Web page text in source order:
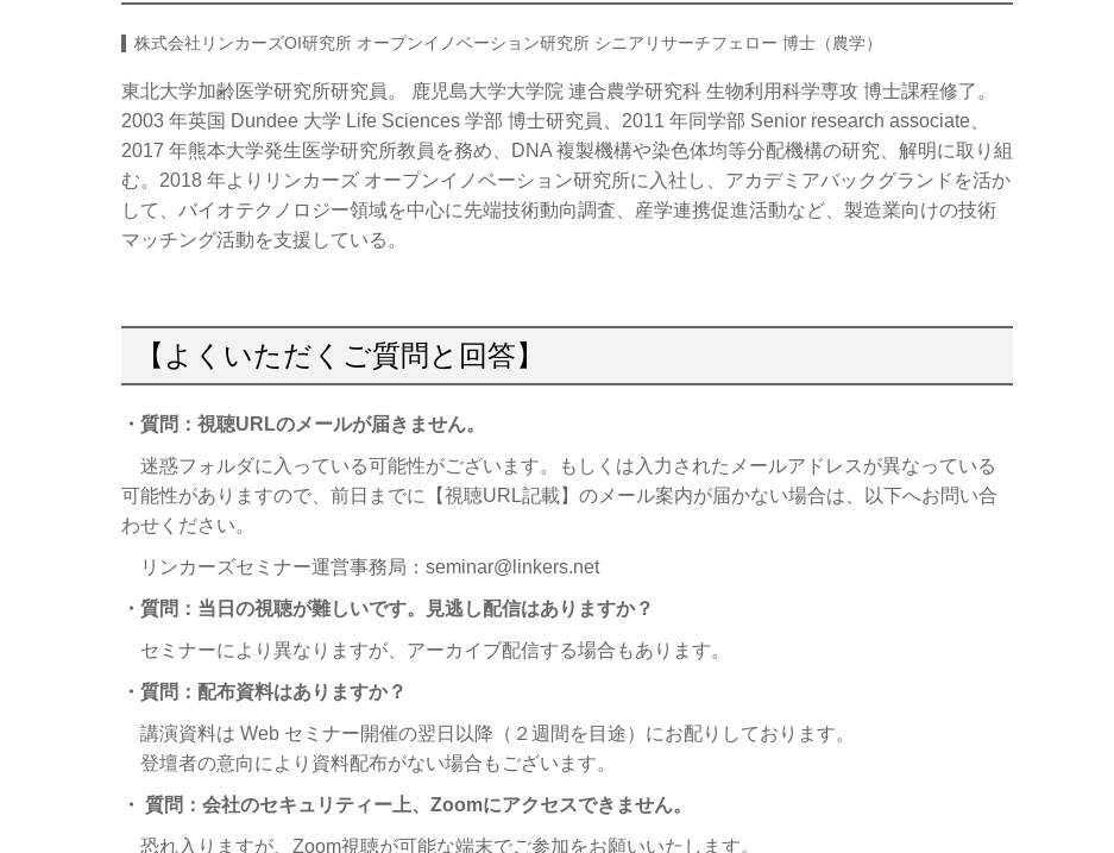
株式会社リンカーズOI研究所 オープンイノベーション研究所 シニアリサーチフェロー 博士（農学）
東北大学加齢医学研究所研究員。 鹿児島大学大学院 連合農学研究科 生物利用科学専攻 博士課程修了。
2003 年英国 Dundee 大学 Life Sciences 学部 博士研究員、2011 年同学部 Senior research associate、
2017 年熊本大学発生医学研究所教員を務め、DNA 複製機構や染色体均等分配機構の研究、解明に取り組
む。2018 年よりリンカーズ オープンイノベーション研究所に入社し、アカデミアバックグランドを活か
して、バイオテクノロジー領域を中心に先端技術動向調査、産学連携促進活動など、製造業向けの技術
マッチング活動を支援している。
【よくいただくご質問と回答】
・質問：視聴URLのメールが届きません。
迷惑フォルダに入っている可能性がございます。もしくは入力されたメールアドレスが異なっている
可能性がありますので、前日までに【視聴URL記載】のメール案内が届かない場合は、以下へお問い合
わせください。
リンカーズセミナー運営事務局：seminar@linkers.net
・質問：当日の視聴が難しいです。見逃し配信はありますか？
セミナーにより異なりますが、アーカイブ配信する場合もあります。
・質問：配布資料はありますか？
講演資料は Web セミナー開催の翌日以降（２週間を目途）にお配りしております。
登壇者の意向により資料配布がない場合もございます。
・ 質問：会社のセキュリティー上、Zoomにアクセスできません。
恐れ入りますが、Zoom視聴が可能な端末でご参加をお願いいたします。